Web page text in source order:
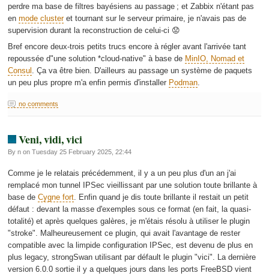
perdre ma base de filtres bayésiens au passage ; et Zabbix n'étant pas
en mode clusteret tournant sur le serveur primaire, je n'avais pas de
supervision durant la reconstruction de celui-ci 😟
Bref encore deux-trois petits trucs encore à régler avant l'arrivée tant
repoussée d"une solution *cloud-native" à base de MinIO, Nomad et
Consul . Ça va être bien. D'ailleurs au passage un système de paquets
un peu plus propre m'a enfin permis d'installer Podman.
no comments
Veni, vidi, vici
By n on Tuesday 25 February 2025, 22:44
Comme je le relatais précédemment, il y a un peu plus d'un an j'ai
remplacé mon tunnel IPSec vieillissant par une solution toute brillante à
base de Cygne fort. Enfin quand je dis toute brillante il restait un petit
défaut : devant la masse d'exemples sous ce format (en fait, la quasi-
totalité) et après quelques galères, je m'étais résolu à utiliser le plugin
"stroke". Malheureusement ce plugin, qui avait l'avantage de rester
compatible avec la limpide configuration IPSec, est devenu de plus en
plus legacy, strongSwan utilisant par défault le plugin "vici". La dernière
version 6.0.0 sortie il y a quelques jours dans les ports FreeBSD vient